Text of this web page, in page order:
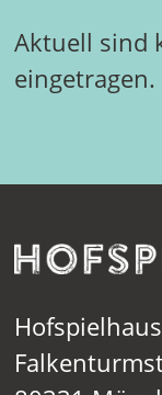
Aktuell sind
eingetragen.
Hofspielhaus